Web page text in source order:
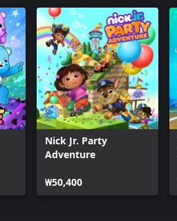
Nick Jr. Party
Adventure
₩50,400